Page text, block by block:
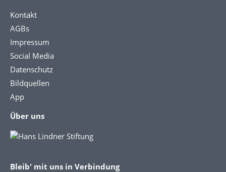
Kontakt
AGBs
Impressum
Social Media
Datenschutz
Bildquellen
App
Über uns
Bleib' mit uns in Verbindung